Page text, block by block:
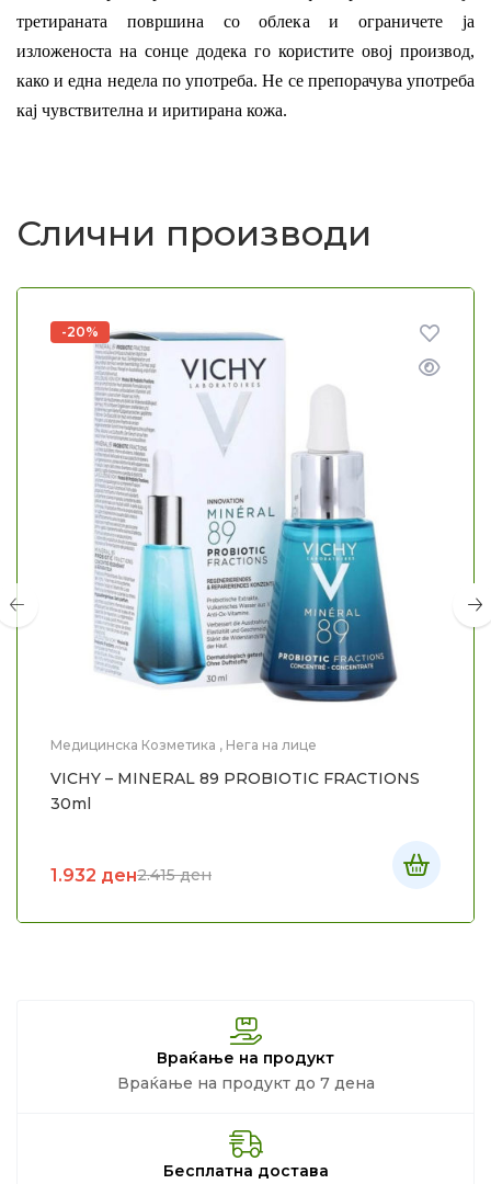
третираната површина со облека и ограничете ја
изложеноста на сонце додека го користите овој производ,
како и една недела по употреба. Не се препорачува употреба
кај чувствителна и иритирана кожа.
Слични производи
-20%
Медицинска Козметика , Нега на лице
VICHY – MINERAL 89 PROBIOTIC FRACTIONS
30ml
2.415ден
1.932 ден
Враќање на продукт
Враќање на продукт до 7 дена
Бесплатна достава